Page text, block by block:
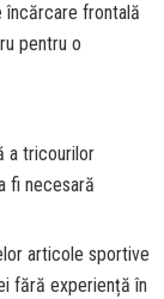
încărcare frontală
pentru o
a tricourilor
fi necesară
articole sportive
fără experiență în